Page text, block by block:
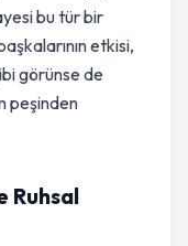
bu tür bir
etkisi,
görünse de
peşinden
Ruhsal